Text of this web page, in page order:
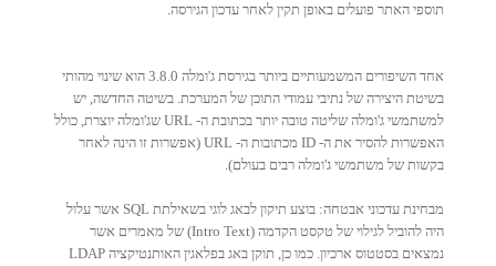
תוספי האתר פועלים באופן תקין לאחר עדכון הגירסה.
אחד השיפורים המשמעותיים ביותר בגירסת ג'ומלה 3.8.0 הוא שינוי מהותי
בשיטת היצירה של נתיבי עמודי התוכן של המערכת. בשיטה החדשה, יש
למשתמשי ג'ומלה שליטה טובה יותר בכתובת ה- URL שג'ומלה יוצרת, כולל
האפשרות להסיר את ה- ID מכתובות ה- URL (אפשרות זו הינה לאחר
בקשות של משתמשי ג'ומלה רבים בעולם).
מבחינת עדכוני אבטחה: בוצע תיקון לבאג לוגי בשאילתת SQL אשר עלול
היה להוביל לגילוי של טקסט הקדמה (Intro Text) של מאמרים אשר
נמצאים בסטטוס ארכיון. כמו כן, תוקן באג בפלאגין האותנטיקציה LDAP